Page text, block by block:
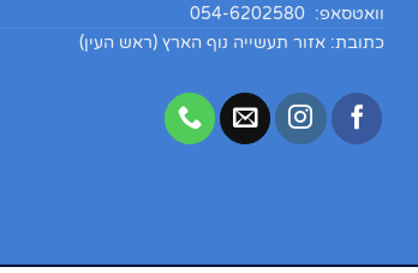
וואטסאפ: 054-6202580
כתובת: אזור תעשייה נוף הארץ (ראש העין)